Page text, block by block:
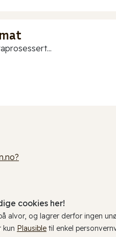
cookies her!
alvor, og lagrer derfor ingen
kun Plausible til enkel